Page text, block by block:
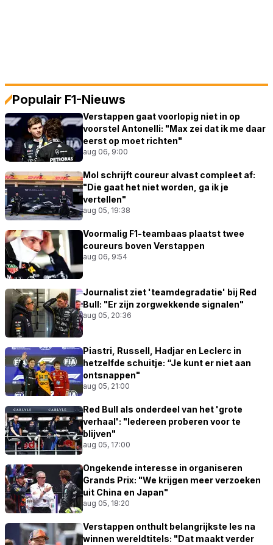
Populair F1-Nieuws
Verstappen gaat voorlopig niet in op
voorstel Antonelli: "Max zei dat ik me daar
eerst op moet richten"
aug 06, 9:00
Mol schrijft coureur alvast compleet af:
"Die gaat het niet worden, ga ik je
vertellen"
aug 05, 19:38
Voormalig F1-teambaas plaatst twee
coureurs boven Verstappen
aug 06, 9:54
Journalist ziet 'teamdegradatie' bij Red
Bull: "Er zijn zorgwekkende signalen"
aug 05, 20:36
Piastri, Russell, Hadjar en Leclerc in
hetzelfde schuitje: “Je kunt er niet aan
ontsnappen"
aug 05, 21:00
Red Bull als onderdeel van het 'grote
verhaal': "Iedereen proberen voor te
blijven"
aug 05, 17:00
Ongekende interesse in organiseren
Grands Prix: "We krijgen meer verzoeken
uit China en Japan"
aug 05, 18:20
Verstappen onthult belangrijkste les na
winnen wereldtitels: "Dat maakt verder